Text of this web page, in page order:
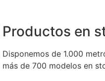
Productos en
Disponemos de 1.000
más de 700 modelos en